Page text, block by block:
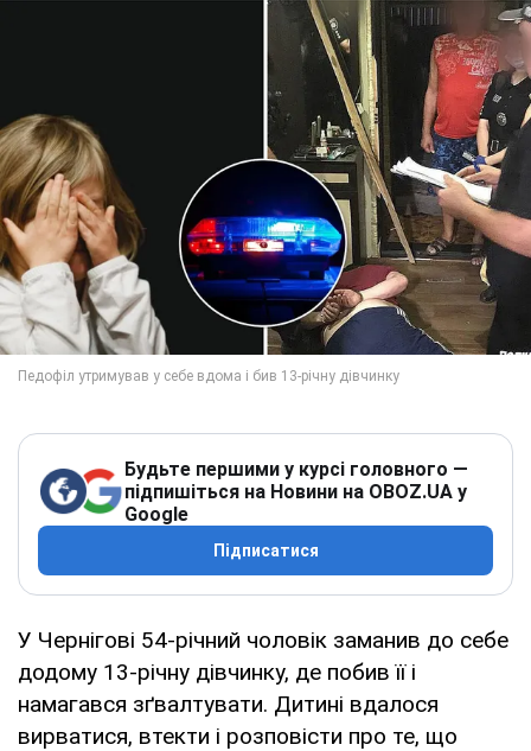
Будьте першими у курсі головного —
підпишіться на Новини на OBOZ.UA у
Google
Підписатися
У Чернігові 54-річний чоловік заманив до себе
додому 13-річну дівчинку, де побив її і
намагався зґвалтувати. Дитині вдалося
вирватися, втекти і розповісти про те, що